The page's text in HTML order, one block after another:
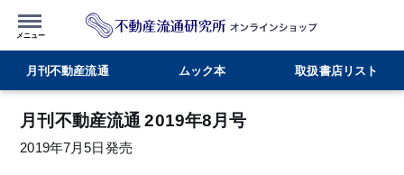
月刊不動産流通 ムック本 取扱書店リスト
月刊不動産流通 2019年8月号
2019年7月5日発売